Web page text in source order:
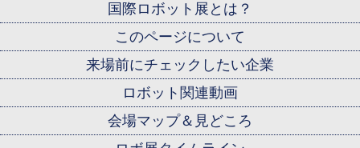
国際ロボット展とは？
このページについて
来場前にチェックしたい企業
ロボット関連動画
会場マップ＆見どころ